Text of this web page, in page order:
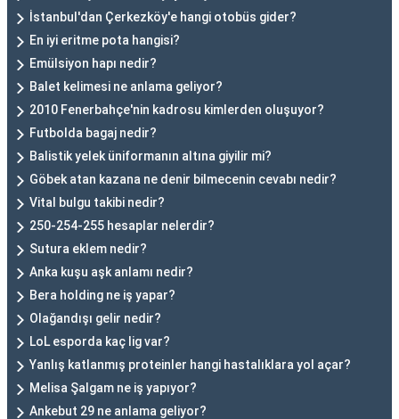
İstanbul'dan Çerkezköy'e hangi otobüs gider?
En iyi eritme pota hangisi?
Emülsiyon hapı nedir?
Balet kelimesi ne anlama geliyor?
2010 Fenerbahçe'nin kadrosu kimlerden oluşuyor?
Futbolda bagaj nedir?
Balistik yelek üniformanın altına giyilir mi?
Göbek atan kazana ne denir bilmecenin cevabı nedir?
Vital bulgu takibi nedir?
250-254-255 hesaplar nelerdir?
Sutura eklem nedir?
Anka kuşu aşk anlamı nedir?
Bera holding ne iş yapar?
Olağandışı gelir nedir?
LoL esporda kaç lig var?
Yanlış katlanmış proteinler hangi hastalıklara yol açar?
Melisa Şalgam ne iş yapıyor?
Ankebut 29 ne anlama geliyor?